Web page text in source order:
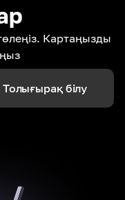
Картаңызды
Толығырақ білу